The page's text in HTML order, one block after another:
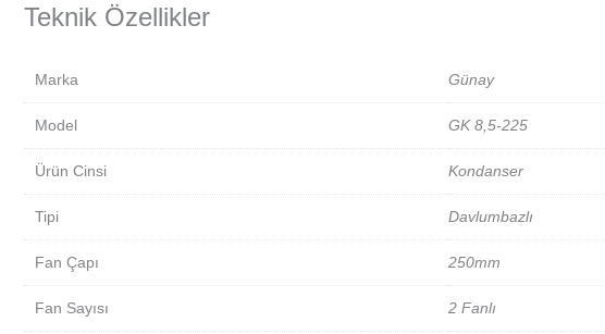
Teknik Özellikler
Marka Günay
Model GK 8,5-225
Ürün Cinsi Kondanser
Tipi Davlumbazlı
Fan Çapı 250mm
Fan Sayısı 2 Fanlı